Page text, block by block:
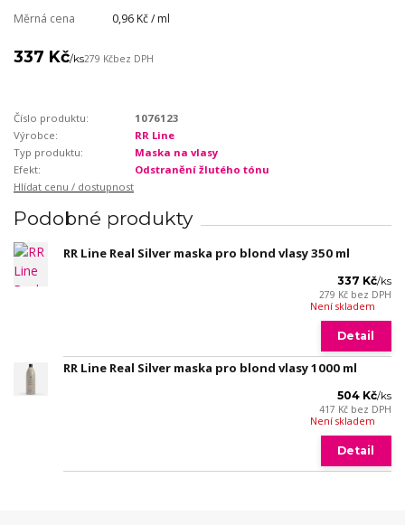
Měrná cena
0,96 Kč / ml
337 Kč/ks279 Kčbez DPH
Číslo produktu:
1076123
Výrobce:
RR Line
Typ produktu:
Maska na vlasy
Efekt:
Odstranění žlutého tónu
Hlídat cenu / dostupnost
Podobné produkty
RR Line Real Silver maska pro blond vlasy 350 ml
337 Kč/ks
279 Kč bez DPH
Není skladem
Detail
RR Line Real Silver maska pro blond vlasy 1000 ml
504 Kč/ks
417 Kč bez DPH
Není skladem
Detail